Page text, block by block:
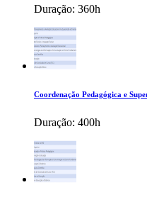
Duração: 360h
Coordenação Pedagógica e
Duração: 400h